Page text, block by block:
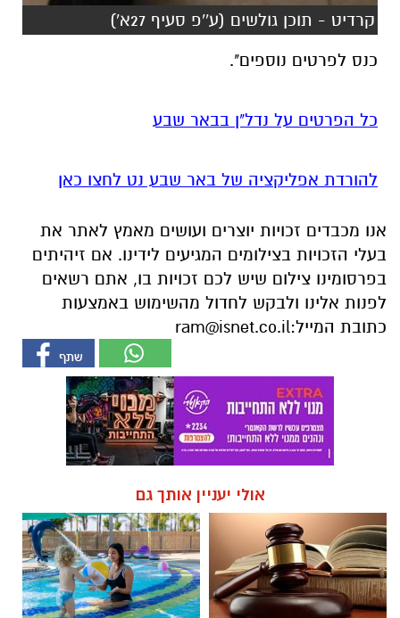
קרדיט - תוכן גולשים (ע''פ סעיף 27א')
כנס לפרטים נוספים".
כל הפרטים על נדל"ן בבאר שבע
להורדת אפליקציה של באר שבע נט לחצו כאן
אנו מכבדים זכויות יוצרים ועושים מאמץ לאתר את
בעלי הזכויות בצילומים המגיעים לידינו. אם זיהיתים
בפרסומינו צילום שיש לכם זכויות בו, אתם רשאים
לפנות אלינו ולבקש לחדול מהשימוש באמצעות
כתובת המייל:ram@isnet.co.il
אולי יעניין אותך גם